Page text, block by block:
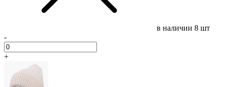
в наличии 8 шт
-
+